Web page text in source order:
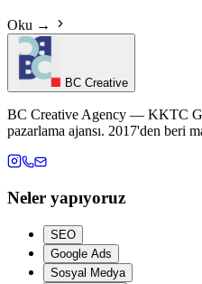
Oku →
BC Creative
BC Creative Agency — KKTC
pazarlama ajansı. 2017'den beri
Neler yapıyoruz
SEO
Google Ads
Sosyal Medya